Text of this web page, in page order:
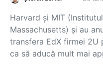
Harvard și MIT
Massachusetts) și au
transfera EdX firmei 2U
ca să aducă mult mai